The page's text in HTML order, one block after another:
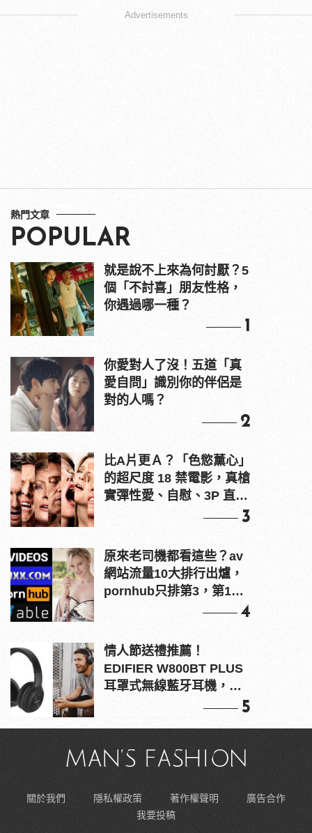
Advertisements
熱門文章
POPULAR
就是說不上來為何討厭？5
個「不討喜」朋友性格，
你遇過哪一種？
1
你愛對人了沒！五道「真
愛自問」識別你的伴侶是
對的人嗎？
2
比A片更Ａ？「色慾薰心」
的超尺度 18 禁電影，真槍
實彈性愛、自慰、3P 直接
3
原來老司機都看這些？av
網站流量10大排行出爐，
pornhub只排第3，第1名
4
情人節送禮推薦！
EDIFIER W800BT PLUS
耳罩式無線藍牙耳機，在
5
關於我們 隱私權政策 著作權聲明
廣告合作
我要投稿